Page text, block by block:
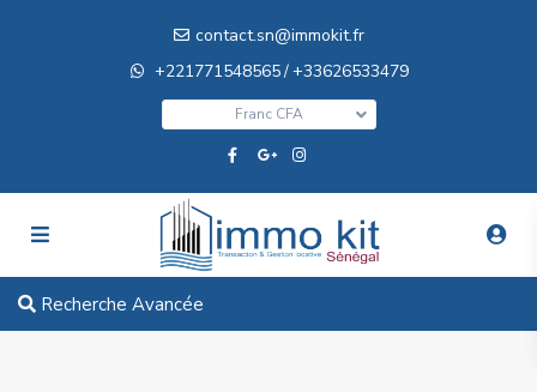
contact.sn@immokit.fr
+221771548565/+33626533479
Franc CFA
Recherche Avancée